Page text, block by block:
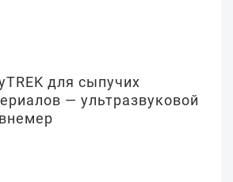
для сыпучих
— ультразвуковой